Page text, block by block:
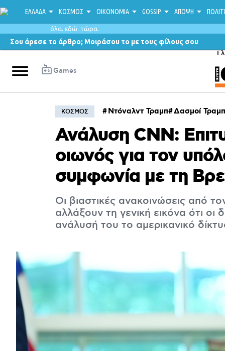
ΕΛΛΑΔΑ ΚΟΣΜΟΣ ΟΙΚΟΝΟΜΙΑ GOSSIP ΑΠΟΨΗ
όλα. εδώ. τώρα.
Σου άρεσε το άρθρο; Μοιράσου το με τους φίλους σου